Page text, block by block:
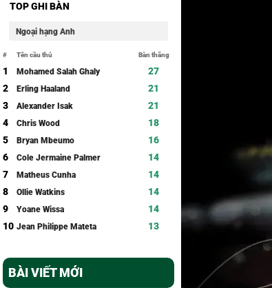
TOP GHI BÀN
Ngoại hạng Anh
# Tên cầu thủ Bàn thắng
1 Mohamed Salah Ghaly
27
2
Erling Haaland
21
3
Alexander Isak
21
4
Chris Wood
18
5
Bryan Mbeumo
16
6
Cole Jermaine Palmer
14
7
Matheus Cunha
14
8
Ollie Watkins
14
9
Yoane Wissa
14
10 Jean Philippe Mateta 13
BÀI VIẾT MỚI